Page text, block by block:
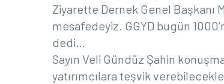
Ziyarette Dernek Genel Başkanı
mesafedeyiz . GGYD bugün
dedi…
Sayın Veli Gündüz Şahin
yatırımcılara teşvik